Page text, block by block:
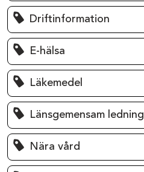
Driftinformation
E-hälsa
Läkemedel
Länsgemensam ledning
Nära vård